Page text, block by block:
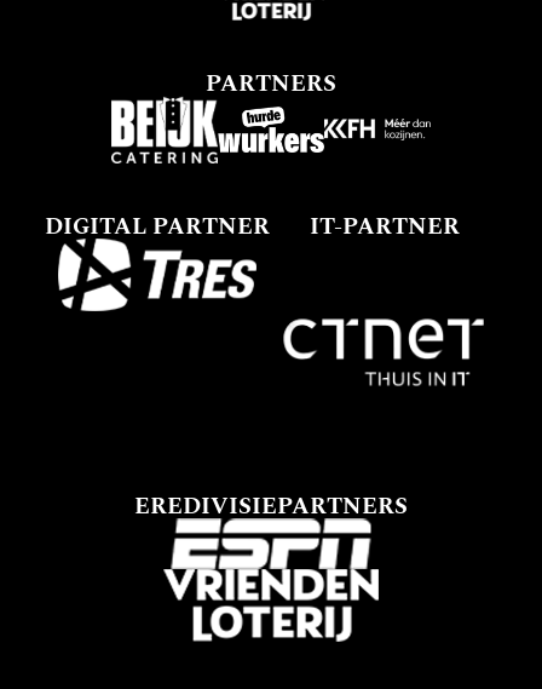
PARTNERS
DIGITAL PARTNER IT-PARTNER
EREDIVISIEPARTNERS